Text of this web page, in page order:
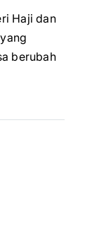
Haji dan
berubah